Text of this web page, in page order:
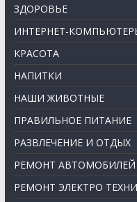
ЗДОРОВЬЕ
ИНТЕРНЕТ-
КРАСОТА
НАПИТКИ
НАШИ ЖИВОТНЫЕ
ПРАВИЛЬНОЕ ПИТАНИЕ
РАЗВЛЕЧЕНИЕ И ОТДЫХ
РЕМОНТ АВТОМОБИЛЕЙ
РЕМОНТ ЭЛЕКТРО